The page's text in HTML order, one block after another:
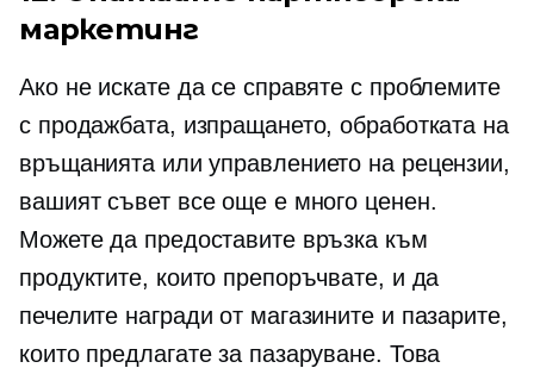
маркетинг
Ако не искате да се справяте с проблемите
с продажбата, изпращането, обработката на
връщанията или управлението на рецензии,
вашият съвет все още е много ценен.
Можете да предоставите връзка към
продуктите, които препоръчвате, и да
печелите награди от магазините и пазарите,
които предлагате за пазаруване. Това